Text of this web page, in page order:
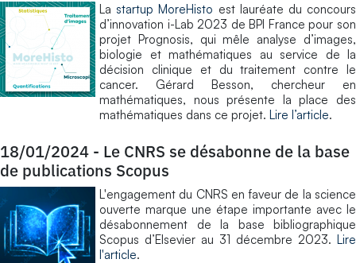
La startup MoreHisto est lauréate du concours
d’innovation i-Lab 2023 de BPI France pour son
projet Prognosis, qui mêle analyse d’images,
biologie et mathématiques au service de la
décision clinique et du traitement contre le
cancer. Gérard Besson, chercheur en
mathématiques, nous présente la place des
mathématiques dans ce projet. Lire l’article.
18/01/2024 - Le CNRS se désabonne de la base
de publications Scopus
L'engagement du CNRS en faveur de la science
ouverte marque une étape importante avec le
désabonnement de la base bibliographique
Scopus d’Elsevier au 31 décembre 2023. Lire
l'article.